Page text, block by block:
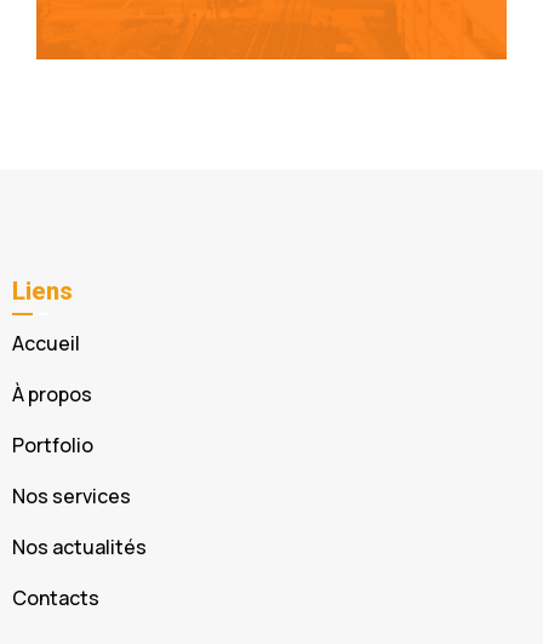
Liens
Accueil
À propos
Portfolio
Nos services
Nos actualités
Contacts